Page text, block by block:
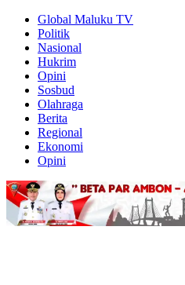
Global Maluku TV
Politik
Nasional
Hukrim
Opini
Sosbud
Olahraga
Berita
Regional
Ekonomi
Opini